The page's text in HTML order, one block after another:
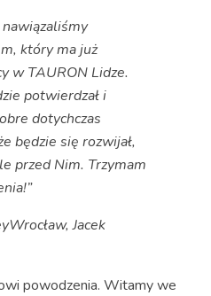
nawiązaliśmy
który ma już
w TAURON Lidze.
potwierdzał i
dotychczas
będzie się rozwijał,
przed Nim. Trzymam
Jacek
powodzenia. Witamy we